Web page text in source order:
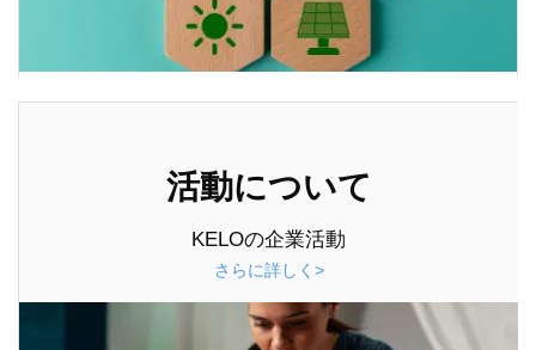
活動について
KELOの企業活動
さらに詳しく>